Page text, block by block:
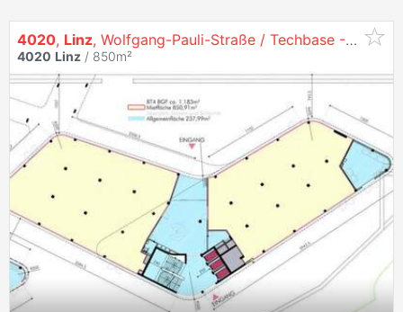
4020, Linz, Wolfgang-Pauli-Straße / Techbase - Moderne Geschäftseinheit zu vermieten - EG
4020 Linz / 850m²